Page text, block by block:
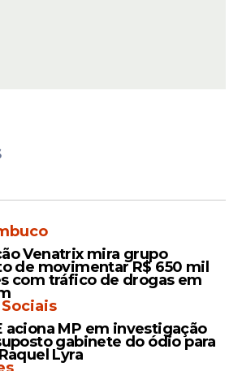
Venatrix mira grupo
de movimentar R$ 650 mil
com tráfico de drogas em
aciona MP em investigação
gabinete do ódio para
Lyra